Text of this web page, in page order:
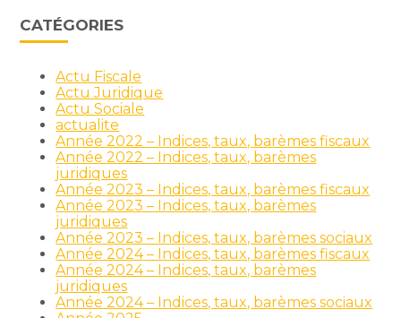
CATÉGORIES
Actu Fiscale
Actu Juridique
Actu Sociale
actualite
Année 2022 – Indices, taux, barèmes fiscaux
Année 2022 – Indices, taux, barèmes
juridiques
Année 2023 – Indices, taux, barèmes fiscaux
Année 2023 – Indices, taux, barèmes
juridiques
Année 2023 – Indices, taux, barèmes sociaux
Année 2024 – Indices, taux, barèmes fiscaux
Année 2024 – Indices, taux, barèmes
juridiques
Année 2024 – Indices, taux, barèmes sociaux